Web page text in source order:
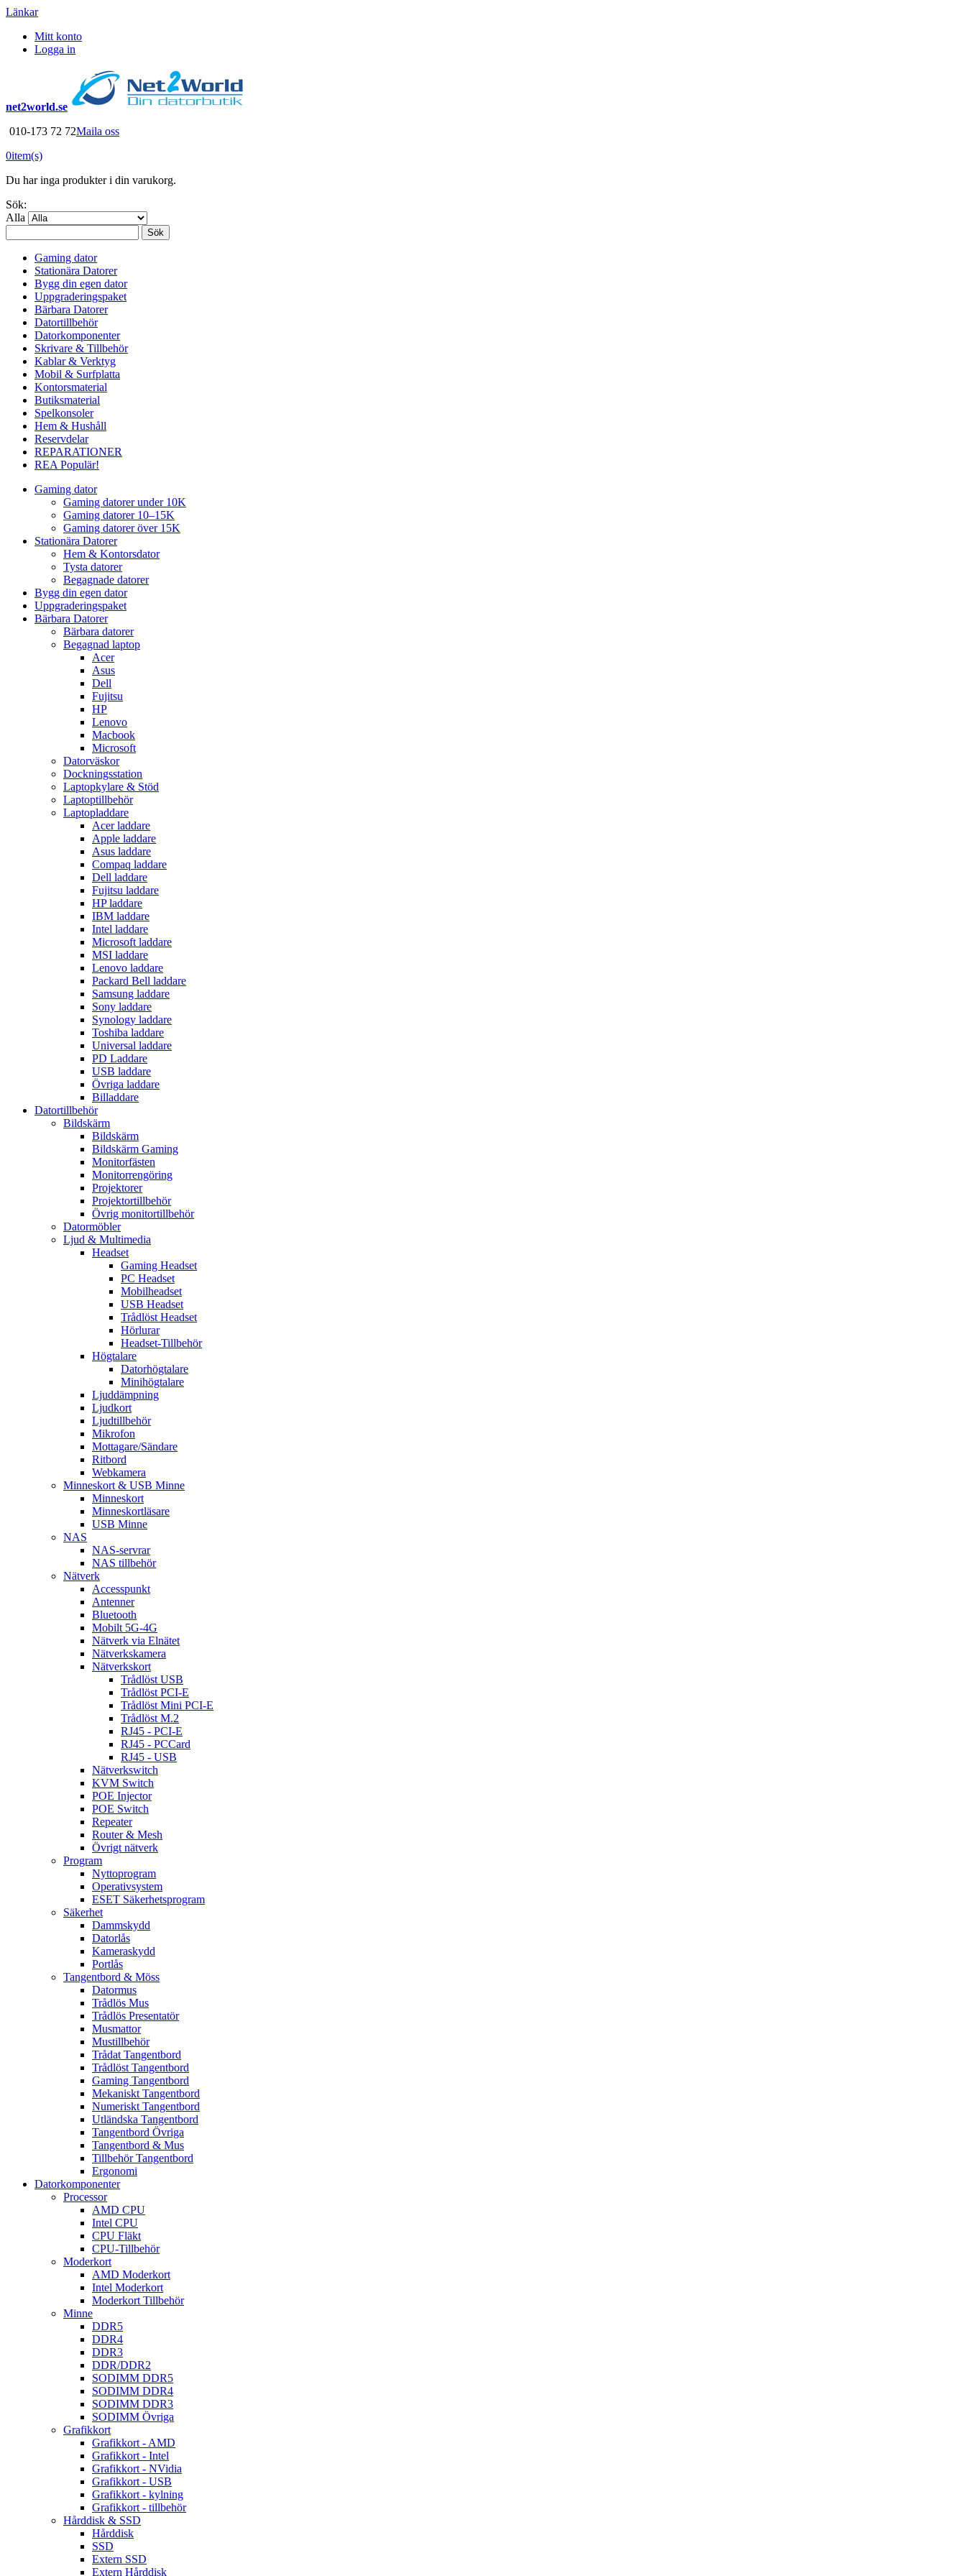
Länkar
Mitt konto
Logga in
net2world.se
010-173 72 72Maila oss
0item(s)
Du har inga produkter i din varukorg.
Sök:
Alla
Sök
Gaming dator
Stationära Datorer
Bygg din egen dator
Uppgraderingspaket
Bärbara Datorer
Datortillbehör
Datorkomponenter
Skrivare & Tillbehör
Kablar & Verktyg
Mobil & Surfplatta
Kontorsmaterial
Butiksmaterial
Spelkonsoler
Hem & Hushåll
Reservdelar
REPARATIONER
REA Populär!
Gaming dator
Gaming datorer under 10K
Gaming datorer 10–15K
Gaming datorer över 15K
Stationära Datorer
Hem & Kontorsdator
Tysta datorer
Begagnade datorer
Bygg din egen dator
Uppgraderingspaket
Bärbara Datorer
Bärbara datorer
Begagnad laptop
Acer
Asus
Dell
Fujitsu
HP
Lenovo
Macbook
Microsoft
Datorväskor
Dockningsstation
Laptopkylare & Stöd
Laptoptillbehör
Laptopladdare
Acer laddare
Apple laddare
Asus laddare
Compaq laddare
Dell laddare
Fujitsu laddare
HP laddare
IBM laddare
Intel laddare
Microsoft laddare
MSI laddare
Lenovo laddare
Packard Bell laddare
Samsung laddare
Sony laddare
Synology laddare
Toshiba laddare
Universal laddare
PD Laddare
USB laddare
Övriga laddare
Billaddare
Datortillbehör
Bildskärm
Bildskärm
Bildskärm Gaming
Monitorfästen
Monitorrengöring
Projektorer
Projektortillbehör
Övrig monitortillbehör
Datormöbler
Ljud & Multimedia
Headset
Gaming Headset
PC Headset
Mobilheadset
USB Headset
Trådlöst Headset
Hörlurar
Headset-Tillbehör
Högtalare
Datorhögtalare
Minihögtalare
Ljuddämpning
Ljudkort
Ljudtillbehör
Mikrofon
Mottagare/Sändare
Ritbord
Webkamera
Minneskort & USB Minne
Minneskort
Minneskortläsare
USB Minne
NAS
NAS-servrar
NAS tillbehör
Nätverk
Accesspunkt
Antenner
Bluetooth
Mobilt 5G-4G
Nätverk via Elnätet
Nätverkskamera
Nätverkskort
Trådlöst USB
Trådlöst PCI-E
Trådlöst Mini PCI-E
Trådlöst M.2
RJ45 - PCI-E
RJ45 - PCCard
RJ45 - USB
Nätverkswitch
KVM Switch
POE Injector
POE Switch
Repeater
Router & Mesh
Övrigt nätverk
Program
Nyttoprogram
Operativsystem
ESET Säkerhetsprogram
Säkerhet
Dammskydd
Datorlås
Kameraskydd
Portlås
Tangentbord & Möss
Datormus
Trådlös Mus
Trådlös Presentatör
Musmattor
Mustillbehör
Trådat Tangentbord
Trådlöst Tangentbord
Gaming Tangentbord
Mekaniskt Tangentbord
Numeriskt Tangentbord
Utländska Tangentbord
Tangentbord Övriga
Tangentbord & Mus
Tillbehör Tangentbord
Ergonomi
Datorkomponenter
Processor
AMD CPU
Intel CPU
CPU Fläkt
CPU-Tillbehör
Moderkort
AMD Moderkort
Intel Moderkort
Moderkort Tillbehör
Minne
DDR5
DDR4
DDR3
DDR/DDR2
SODIMM DDR5
SODIMM DDR4
SODIMM DDR3
SODIMM Övriga
Grafikkort
Grafikkort - AMD
Grafikkort - Intel
Grafikkort - NVidia
Grafikkort - USB
Grafikkort - kylning
Grafikkort - tillbehör
Hårddisk & SSD
Hårddisk
SSD
Extern SSD
Extern Hårddisk